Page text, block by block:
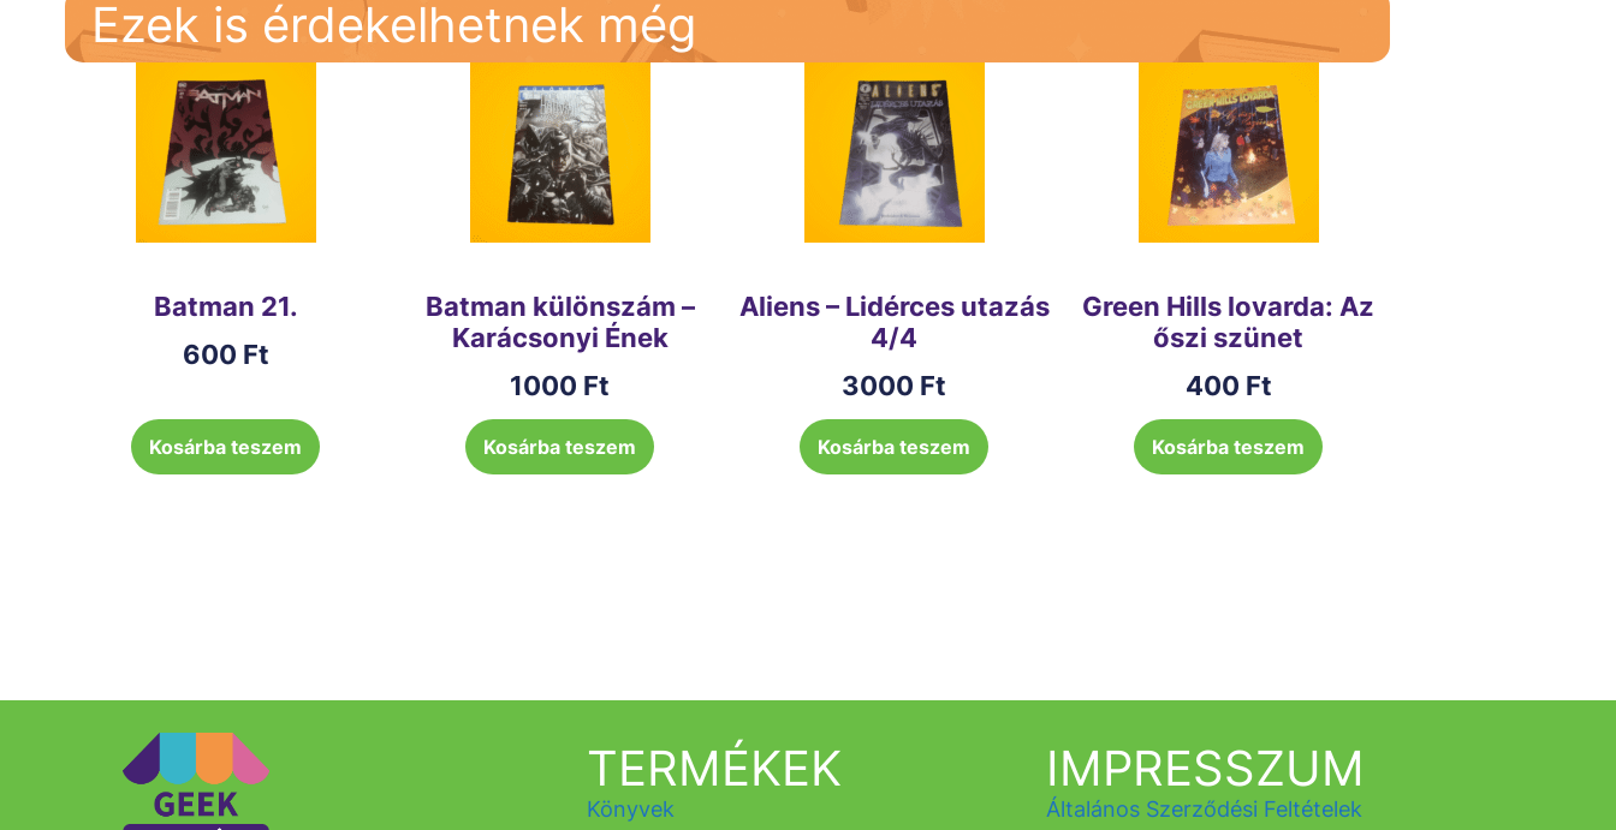
Ezek is érdekelhetnek még
Batman 21.
600 Ft
Kosárba teszem
Batman különszám –
Karácsonyi Ének
1000 Ft
Kosárba teszem
Aliens – Lidérces utazás
4/4
3000 Ft
Kosárba teszem
Green Hills lovarda: Az
őszi szünet
400 Ft
Kosárba teszem
TERMÉKEK
Könyvek
IMPRESSZUM
Általános Szerződési Feltételek